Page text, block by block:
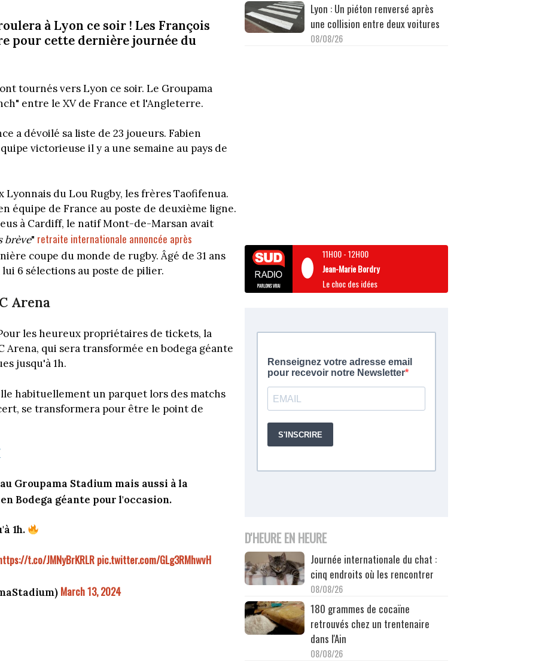
à Lyon ce soir ! Les François
pour cette dernière journée du
tournés vers Lyon ce soir. Le Groupama
entre le XV de France et l'Angleterre.
a dévoilé sa liste de 23 joueurs. Fabien
victorieuse il y a une semaine au pays de
du Lou Rugby, les frères Taofifenua.
équipe de France au poste de deuxième ligne.
à Cardiff, le natif Mont-de-Marsan avait
brève" retraite internationale annoncée après
coupe du monde de rugby. Âgé de 31 ans
6 sélections au poste de pilier.
Arena
les heureux propriétaires de tickets, la
Arena, qui sera transformée en bodega géante
jusqu'à 1h.
habituellement un parquet lors des matchs
se transformera pour être le point de
Groupama Stadium mais aussi à la
Bodega géante pour l'occasion.
1h.
t.co/JMNyBrKRLR pic.twitter.com/GLg3RMhwvH
March 13, 2024
Lyon : Un piéton renversé après
une collision entre deux voitures
08/08/26
11H00-12H00
Jean-Marie Bordry
Le choc des idées
D'HEURE EN HEURE
Journée internationale du chat :
cinq endroits où les rencontrer
08/08/26
180 grammes de cocaïne
retrouvés chez un trentenaire
dans l'Ain
08/08/26